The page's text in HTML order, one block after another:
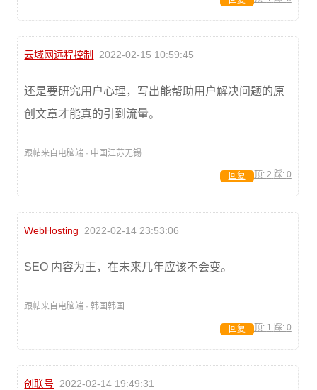
云域网远程控制 2022-02-15 10:59:45
还是要研究用户心理，写出能帮助用户解决问题的原
创文章才能真的引到流量。
跟帖来自电脑端 · 中国江苏无锡
顶: 2 踩: 0
回复
WebHosting 2022-02-14 23:53:06
SEO 内容为王，在未来几年应该不会变。
跟帖来自电脑端 · 韩国韩国
顶: 1 踩: 0
回复
创联号 2022-02-14 19:49:31